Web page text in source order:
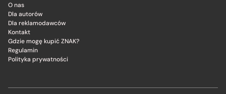
O nas
Dla autorów
Dla reklamodawców
Kontakt
Gdzie mogę kupić ZNAK?
Regulamin
Polityka prywatności